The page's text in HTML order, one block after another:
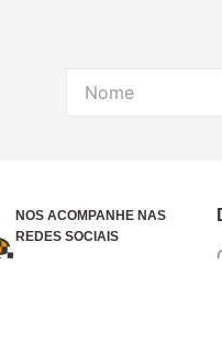
NOS ACOMPANHE NAS
REDES SOCIAIS